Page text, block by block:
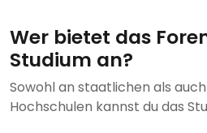
Wer bietet das
Studium an?
Sowohl an staatlichen als
Hochschulen kannst du das